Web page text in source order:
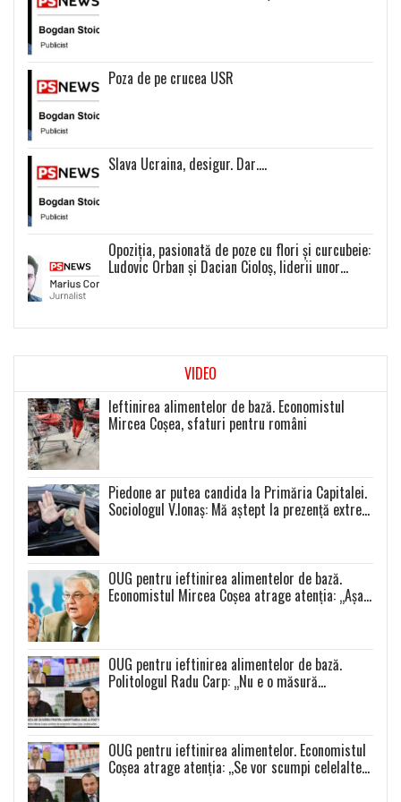
Poza de pe crucea USR
Slava Ucraina, desigur. Dar….
Opoziția, pasionată de poze cu flori și curcubeie:
Ludovic Orban și Dacian Cioloș, liderii unor
VIDEO
Ieftinirea alimentelor de bază. Economistul
Mircea Coșea, sfaturi pentru români
Piedone ar putea candida la Primăria Capitalei.
Sociologul V.Ionaș: Mă aștept la prezență extrem
OUG pentru ieftinirea alimentelor de bază.
Economistul Mircea Coșea atrage atenția: „Așa
OUG pentru ieftinirea alimentelor de bază.
Politologul Radu Carp: „Nu e o măsură
OUG pentru ieftinirea alimentelor. Economistul
Coșea atrage atenția: ,,Se vor scumpi celelalte